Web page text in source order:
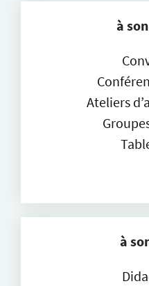
à
Ateliers
à